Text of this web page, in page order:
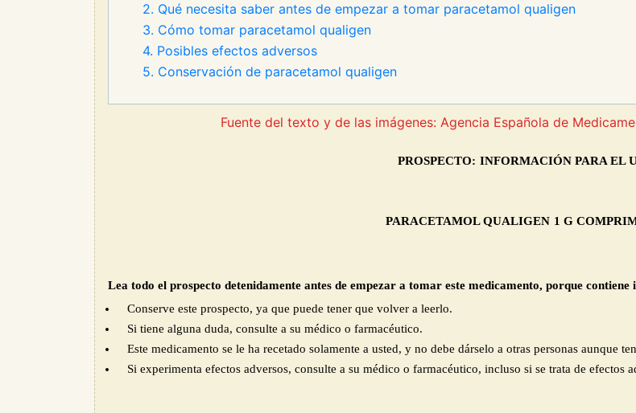
2. Qué necesita saber antes de empezar a tomar paracetamol qualigen
3. Cómo tomar paracetamol qualigen
4. Posibles efectos adversos
5. Conservación de paracetamol qualigen
Fuente del texto y de las imágenes: Agencia Española de
PROSPECTO: INFORMACIÓN PARA EL
PARACETAMOL QUALIGEN 1 G
Lea todo el prospecto detenidamente antes de empezar a tomar este medicamento, porque
Conserve este prospecto, ya que puede tener que volver a leerlo.
Si tiene alguna duda, consulte a su médico o farmacéutico.
Este medicamento se le ha recetado solamente a usted, y no debe dárselo a otras personas aunque
Si experimenta efectos adversos, consulte a su médico o farmacéutico, incluso si se trata de efectos